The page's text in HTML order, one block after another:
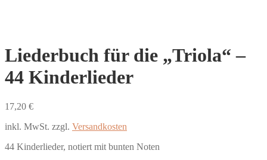
Liederbuch für die „Triola“ –
44 Kinderlieder
17,20 €
inkl. MwSt. zzgl. Versandkosten
44 Kinderlieder, notiert mit bunten Noten